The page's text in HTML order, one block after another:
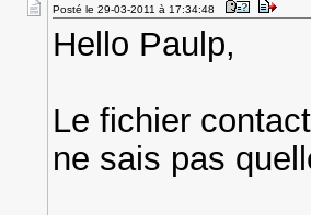
Posté le 29-03-2011 à 17:34:48
Hello Paulp,
Le fichier
ne sais pas